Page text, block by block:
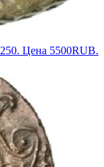
Цена 5500RUB.